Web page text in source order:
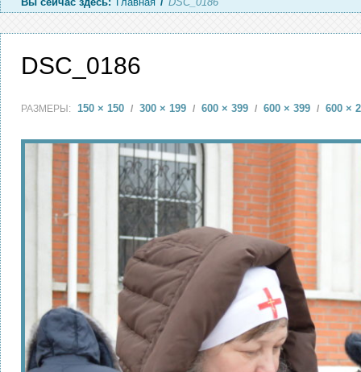
DSC_0186
РАЗМЕРЫ: 150 × 150 / 300 × 199 / 600 × 399 / 600 × 399 / 600 ×